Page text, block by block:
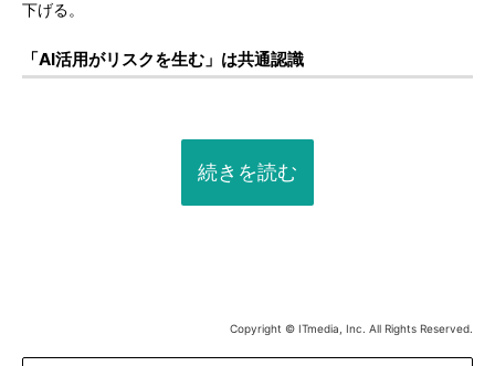
下げる。
「AI活用がリスクを生む」は共通認識
続きを読む
Copyright © ITmedia, Inc. All Rights Reserved.